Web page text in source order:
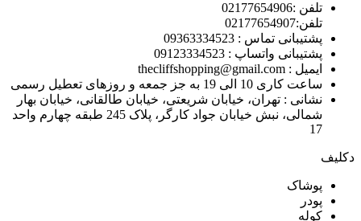
تلفن :02177654906
تلفن:02177654907
پشتیبانی تماس : 09363334523
پشتیبانی واتساپ : 09123334523
ايميل : thecliffshopping@gmail.com
ساعت کاری 10 الی 19 به جز جمعه و روزهای تعطیل رسمی
نشانی : تهران، خیابان شریعتی، خیابان طالقانی، خیابان بهار
شمالی، نبش خیابان جواد کارگر، پلاک 245 طبقه چهارم واحد
17
دکلیف​
پوشاک
پودر
کوله